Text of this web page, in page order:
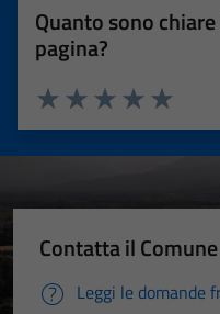
Quanto sono
pagina?
Valuta 5
Valuta 4
Valuta 3 stelle
Valuta 2 stelle su 5
Valuta 1 stelle su 5
Contatta il Comune
Leggi le domande